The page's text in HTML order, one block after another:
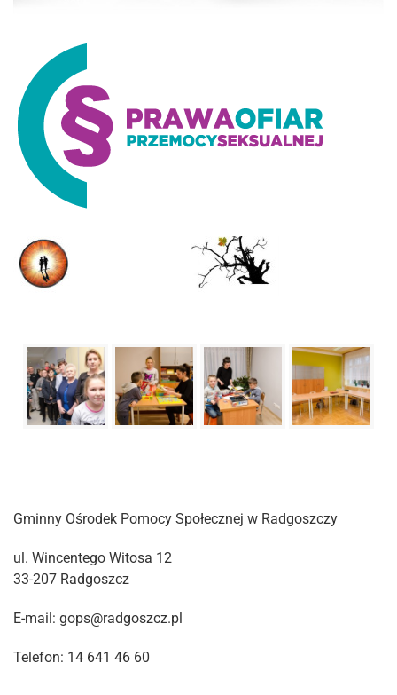
Gminny Ośrodek Pomocy Społecznej w Radgoszczy
ul. Wincentego Witosa 12
33-207 Radgoszcz
E-mail: gops@radgoszcz.pl
Telefon: 14 641 46 60